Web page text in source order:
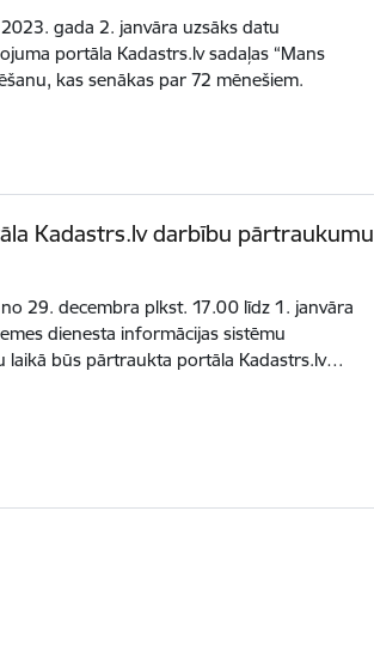
gada 2. janvāra uzsāks datu
portāla Kadastrs.lv sadaļas “Mans
kas senākas par 72 mēnešiem.
Kadastrs.lv darbību pārtraukumu
29. decembra plkst. 17.00 līdz 1. janvāra
dienesta informācijas sistēmu
laikā būs pārtraukta portāla Kadastrs.lv…